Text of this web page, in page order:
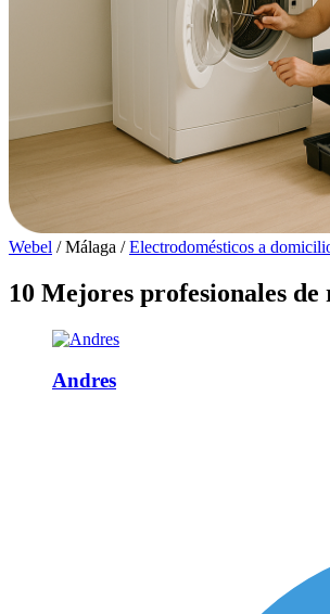
Webel / Málaga / Electrodomésticos a
10 Mejores profesionales
Andres